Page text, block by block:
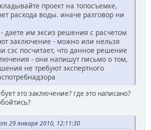
проект на топосъемке,
расхода воды. иначе разговор ни
даете им эксиз решения с расчетом
заключение - можно или нельзя
сэс посчитает, что данное решение
- они напишут письмо о том,
не требуют экспертного
это заключение? где это написано?
29 января 2010, 12:11:30